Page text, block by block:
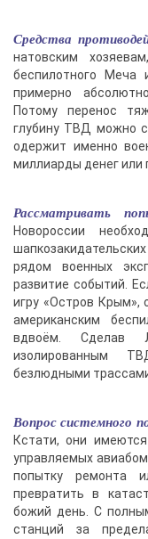
Средства
натовским
беспилотного Меча
примерно
Потому перенос
глубину ТВД можно
одержит именно
миллиарды денег или
Рассматривать
Новороссии
рядом военных
развитие событий.
игру «Остров Крым»,
американским
вдвоём. Сделав
изолированным
безлюдными
Вопрос системного
Кстати, они
управляемых
попытку ремонта
превратить в
божий день. С
станций за